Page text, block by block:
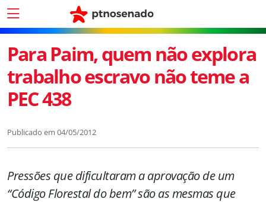
Para Paim, quem não explora
trabalho escravo não teme a
PEC 438
Publicado em 04/05/2012
Pressões que dificultaram a aprovação de um
“Código Florestal do bem” são as mesmas que